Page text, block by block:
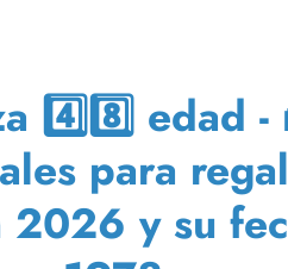
4️⃣8️⃣ edad -
para
2026 y su